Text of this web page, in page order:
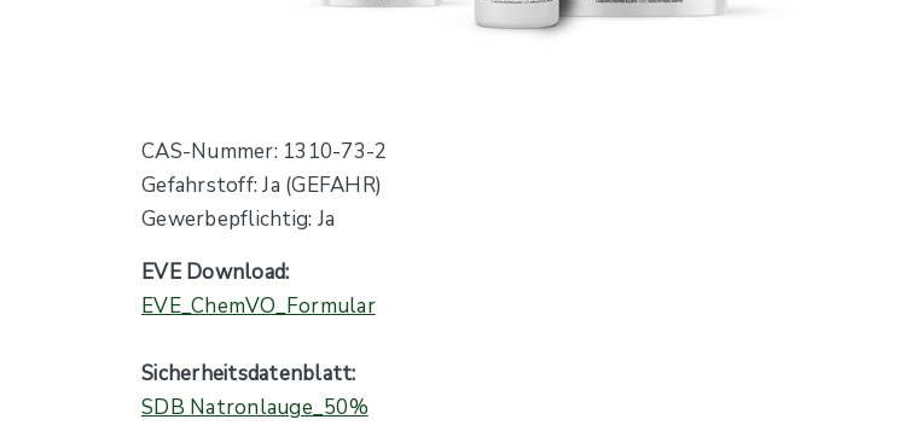
CAS-Nummer: 1310-73-2
Gefahrstoff: Ja (GEFAHR)
Gewerbepflichtig: Ja
EVE Download:
EVE_ChemVO_Formular
Sicherheitsdatenblatt:
SDB Natronlauge_50%